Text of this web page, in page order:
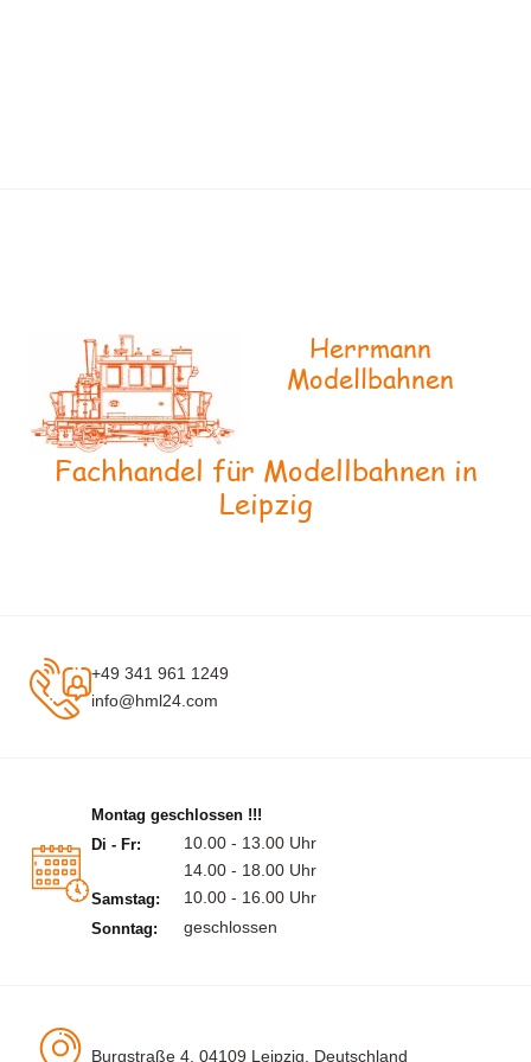
Herrmann
Modellbahnen
Fachhandel für Modellbahnen in
Leipzig
+49 341 961 1249
info@hml24.com
Montag geschlossen !!!
Di - Fr:
10.00 - 13.00 Uhr
14.00 - 18.00 Uhr
Samstag: 10.00 - 16.00 Uhr
Sonntag: geschlossen
Burgstraße 4, 04109 Leipzig, Deutschland